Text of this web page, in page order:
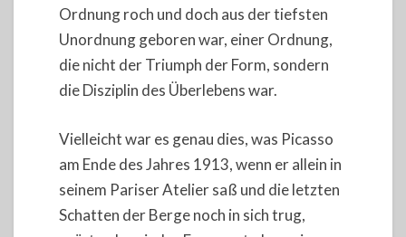
Ordnung roch und doch aus der tiefsten
Unordnung geboren war, einer Ordnung,
die nicht der Triumph der Form, sondern
die Disziplin des Überlebens war.
Vielleicht war es genau dies, was Picasso
am Ende des Jahres 1913, wenn er allein in
seinem Pariser Atelier saß und die letzten
Schatten der Berge noch in sich trug,